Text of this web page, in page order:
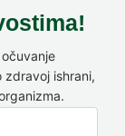
zdravoj ishrani,